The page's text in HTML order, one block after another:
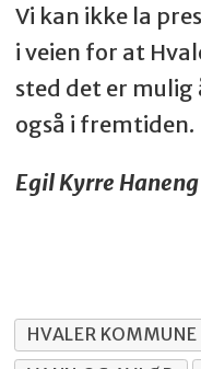
Vi kan ikke la
i veien for at
sted det er mulig
også i fremtiden.
Egil Kyrre Haneng
HVALER KOMMUNE